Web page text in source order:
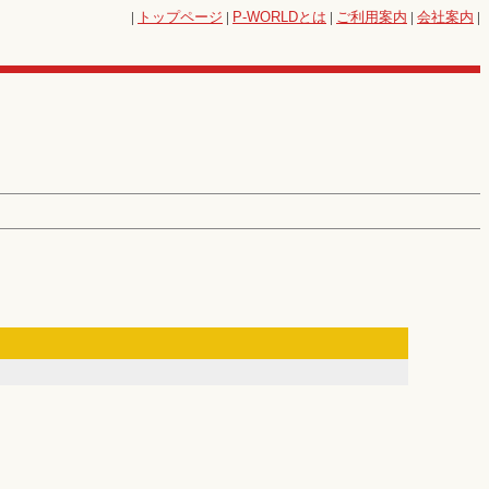
| トップページ | P-WORLDとは | ご利用案内 | 会社案内 |